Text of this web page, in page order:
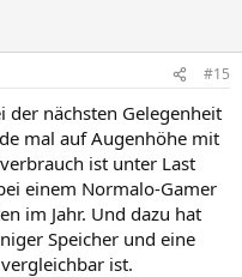
#15
nächsten Gelegenheit
mal auf Augenhöhe mit
ist unter Last
einem Normalo-Gamer
im Jahr. Und dazu hat
Speicher und eine
ist.